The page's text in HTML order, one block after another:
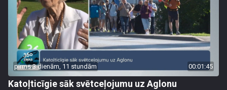
pirms 3 dienām, 11 stundām 00:01:45
Katoļticīgie sāk svētceļojumu uz Aglonu